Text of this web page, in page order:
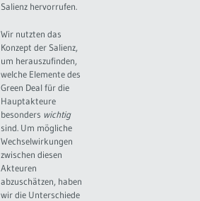
Salienz hervorrufen.
Wir nutzten das
Konzept der Salienz,
um herauszufinden,
welche Elemente des
Green Deal für die
Hauptakteure
besonders wichtig
sind. Um mögliche
Wechselwirkungen
zwischen diesen
Akteuren
abzuschätzen, haben
wir die Unterschiede